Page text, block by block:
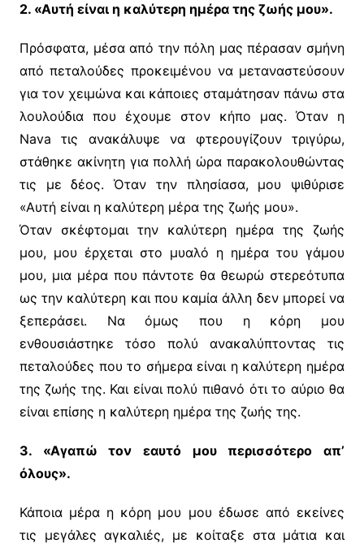
2. «Αυτή είναι η καλύτερη ημέρα της ζωής μου».
Πρόσφατα, μέσα από την πόλη μας πέρασαν σμήνη
από πεταλούδες προκειμένου να μεταναστεύσουν
για τον χειμώνα και κάποιες σταμάτησαν πάνω στα
λουλούδια που έχουμε στον κήπο μας. Όταν η
Nava τις ανακάλυψε να φτερουγίζουν τριγύρω,
στάθηκε ακίνητη για πολλή ώρα παρακολουθώντας
τις με δέος. Όταν την πλησίασα, μου ψιθύρισε
«Αυτή είναι η καλύτερη μέρα της ζωής μου».
Όταν σκέφτομαι την καλύτερη ημέρα της ζωής
μου, μου έρχεται στο μυαλό η ημέρα του γάμου
μου, μια μέρα που πάντοτε θα θεωρώ στερεότυπα
ως την καλύτερη και που καμία άλλη δεν μπορεί να
ξεπεράσει. Να όμως που η κόρη μου
ενθουσιάστηκε τόσο πολύ ανακαλύπτοντας τις
πεταλούδες που το σήμερα είναι η καλύτερη ημέρα
της ζωής της. Και είναι πολύ πιθανό ότι το αύριο θα
είναι επίσης η καλύτερη ημέρα της ζωής της.
3. «Αγαπώ τον εαυτό μου περισσότερο απ’
όλους».
Κάποια μέρα η κόρη μου μου έδωσε από εκείνες
τις μεγάλες αγκαλιές, με κοίταξε στα μάτια και